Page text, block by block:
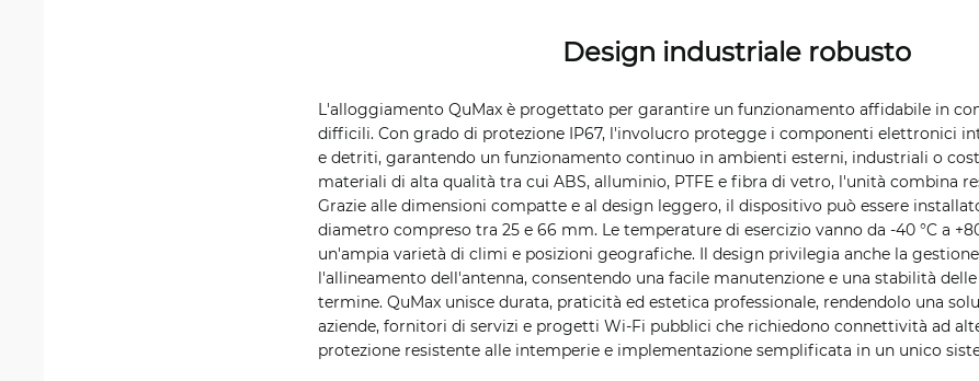
Design industriale robusto
L'alloggiamento QuMax è progettato per garantire un funzionamento affidabile in
difficili. Con grado di protezione IP67, l'involucro protegge i componenti elettronici
e detriti, garantendo un funzionamento continuo in ambienti esterni, industriali o
materiali di alta qualità tra cui ABS, alluminio, PTFE e fibra di vetro, l'unità combina
Grazie alle dimensioni compatte e al design leggero, il dispositivo può essere
diametro compreso tra 25 e 66 mm. Le temperature di esercizio vanno da -40 °C a
un'ampia varietà di climi e posizioni geografiche. Il design privilegia anche la
l'allineamento dell'antenna, consentendo una facile manutenzione e una stabilità
termine. QuMax unisce durata, praticità ed estetica professionale, rendendolo una
aziende, fornitori di servizi e progetti Wi-Fi pubblici che richiedono connettività ad
protezione resistente alle intemperie e implementazione semplificata in un unico